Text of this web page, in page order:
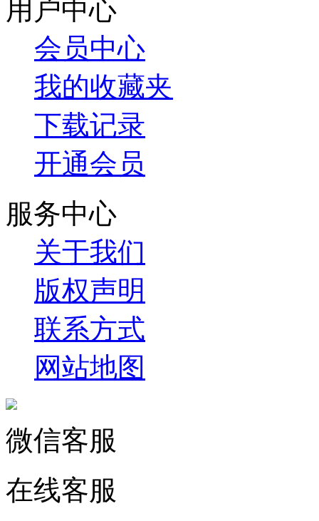
用户中心
会员中心
我的收藏夹
下载记录
开通会员
服务中心
关于我们
版权声明
联系方式
网站地图
微信客服
在线客服